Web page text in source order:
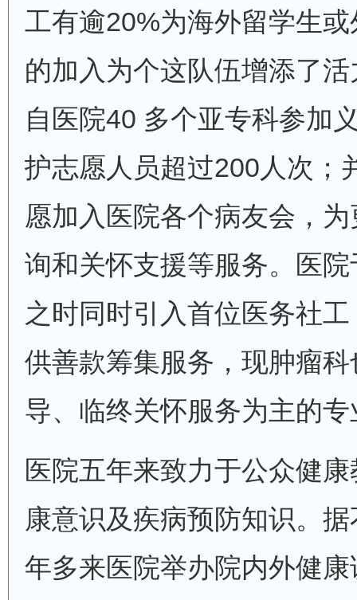
工有逾20%为海外留学生
的加入为个这队伍增添了
自医院40 多个亚专科参加
护志愿人员超过200人次；
愿加入医院各个病友会，
询和关怀支援等服务。医
之时同时引入首位医务社
供善款筹集服务，现肿瘤
导、临终关怀服务为主的
医院五年来致力于公众健
康意识及疾病预防知识。
年多来医院举办院内外健